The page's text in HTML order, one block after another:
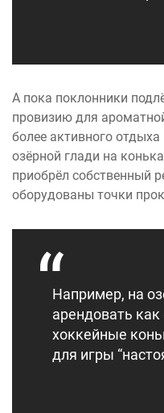
А пока поклонники
провизию для
более активного
озёрной глади на
приобрёл собственный
оборудованы точки
Например, на
арендовать
хоккейные
для игры